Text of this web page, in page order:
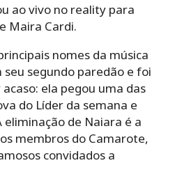
ao vivo no reality para
Maira Cardi.
nomes da música
segundo paredão e foi
ela pegou uma das
do Líder da semana e
eliminação de Naiara é a
membros do Camarote,
convidados a